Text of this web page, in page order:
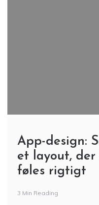
App-design:
et layout,
føles rigtigt
3 Min Reading